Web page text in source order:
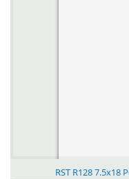
RST R128 7.5x18